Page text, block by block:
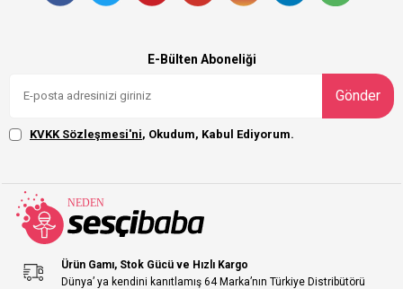
E-Bülten Aboneliği
Gönder
KVKK Sözleşmesi'ni, Okudum, Kabul Ediyorum.
Ürün Gamı, Stok Gücü ve Hızlı Kargo
Dünya’ ya kendini kanıtlamış 64 Marka’nın Türkiye Distribütörü